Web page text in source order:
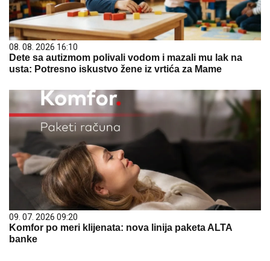
08. 08. 2026 16:10
Dete sa autizmom polivali vodom i mazali mu lak na
usta: Potresno iskustvo žene iz vrtića za Mame
09. 07. 2026 09:20
Komfor po meri klijenata: nova linija paketa ALTA
banke